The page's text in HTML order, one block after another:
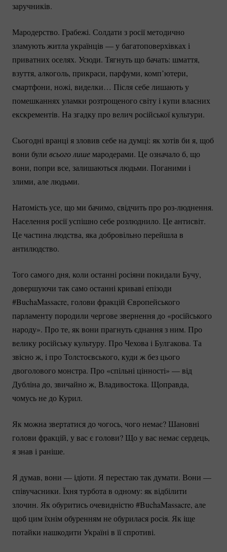
заручників.
Мародерство. Грабежі. Солдати з росії методично
зламують житла українців — у багатоповерхівках і
приватних оселях. Усюди. Тягнуть що бачать: шмаття,
взуття, алкоголь, прикраси, парфуми, комп’ютери,
смартфони, ножі, виделки… Після себе лишають у
помешканнях уламки розтрощеного світу і купи власних
екскрементів. На згадку про велич російської культури.
Сьогодні вранці я зловив себе на думці: як хотів би я, щоб
вони були всього лише мародерами. Це означало б, що
вони, попри все, залишаються людьми. Поганими і
злими, але людьми.
Натомість усе, що ми бачимо, свідчить про роз-люднення.
Населення росії успішно себе розлюднило. Це антисвіт.
Це частина людства, яка добровільно перейшла в
антилюдство.
Того самого дня, коли останні росіяни покидали Бучу,
довершуючи так само останні криваві епізоди
#BuchaMassacre, голови фракцій Європейського
парламенту породили чергове звернення до «російського
народу». Про те, як вони прагнуть єднання з ним. Про
велику російську культуру. Про Чехова і Булгакова. Та
звісно ж, і про Толстоєвського, куди ж без цього
двоголового монстра. Про «спільні цінності» — від
Дубліна до, звичайно ж, Владивостока. Щоправда,
чомусь не до Курил.
Як можна звертатися до чогось, чого немає? Шановні
голови фракцій, у вас є голови? Що у вас немає сердець,
я знав і раніше.
Я думав, вони — ідіоти. Я перестаю так думати. Вони —
співучасники. Їхня турбота в одному: як відбілити
злочин. Як обуритись очевидністю #BuchaMassacre, але
щоб цим їхнім обуренням не обурилася росія. Як іще
потайки нашкодити Україні в її спротиві.